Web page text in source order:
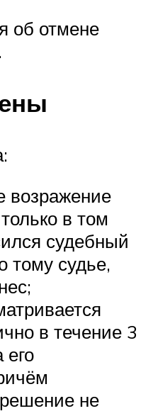
об отмене
возражение
в том
судебный
тому судье,
в течение 3
не